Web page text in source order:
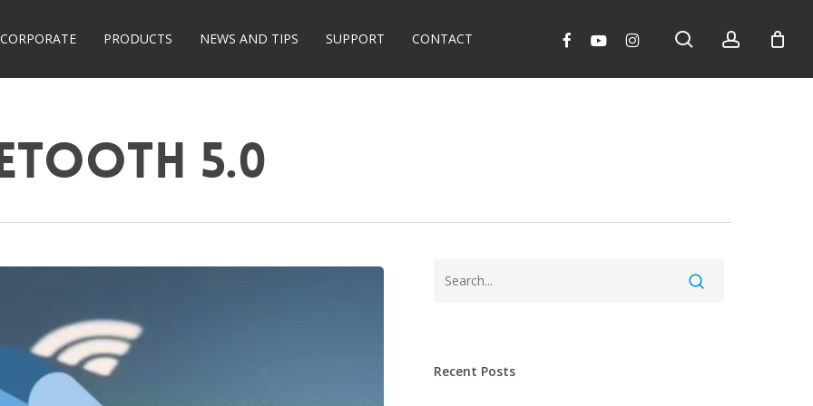
CORPORATE PRODUCTS NEWS AND TIPS SUPPORT CONTACT facebookyoutubeinstagram search account
5.0
Recent Posts